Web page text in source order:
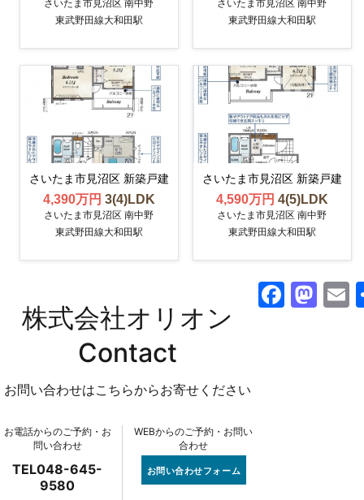
さいたま市見沼区 南中野
東武野田線大和田駅
さいたま市見沼区 南中野
東武野田線大和田駅
さいたま市見沼区 新築戸建
4,390万円 3(4)LDK
さいたま市見沼区 南中野
東武野田線大和田駅
さいたま市見沼区 新築戸建
4,590万円 4(5)LDK
さいたま市見沼区 南中野
東武野田線大和田駅
株式会社オリオン
Contact
お問い合わせはこちらからお寄せください
お電話からのご予約・お
問い合わせ
TEL048-645-
9580
WEBからのご予約・お問い
合わせ
お問い合わせフォーム
F M E